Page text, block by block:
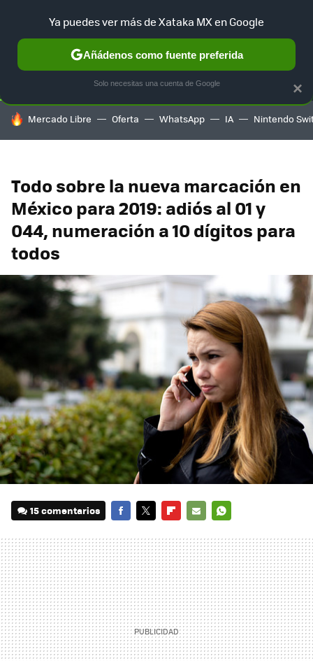
SELECCIÓN GAMING HOME AUTO TERRITORIO
HOY SE HABLA DE
Mercado Libre Oferta WhatsApp IA Nintendo
Todo sobre la nueva marcación en
México para 2019: adiós al 01 y
044, numeración a 10 dígitos para
todos
15 comentarios
MAIL
×
Ya puedes ver más de Xataka MX en Google
Añádenos como fuente preferida
Solo necesitas una cuenta de Google